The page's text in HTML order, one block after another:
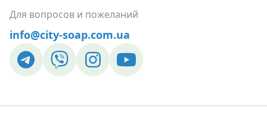
Для вопросов и пожеланий
info@city-soap.com.ua